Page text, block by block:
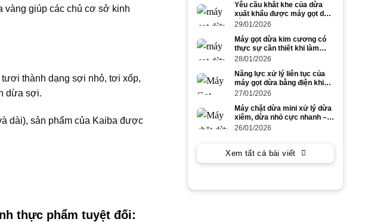
vàng giúp các chủ cơ sở kinh
thành dạng sợi nhỏ, tơi xốp,
dừa sợi.
dài), sản phẩm của Kaiba được
thực phẩm tuyệt đối:
Yêu cầu khắt khe của dừa
xuất khẩu được máy gọt dừa
bằng điện đáp ứng ra sao?
29/01/2026
Máy gọt dừa kim cương có
thực sự cần thiết khi làm
dừa xuất khẩu số lượng lớn?
28/01/2026
Năng lực xử lý liên tục của
máy gọt dừa bằng điện khi
gọt dừa to trong cao điểm
27/01/2026
Máy chặt dừa mini xử lý dừa
xiêm, dừa nhỏ cực nhanh –
tiết kiệm công lao động
26/01/2026
Xem tất cả bài viết